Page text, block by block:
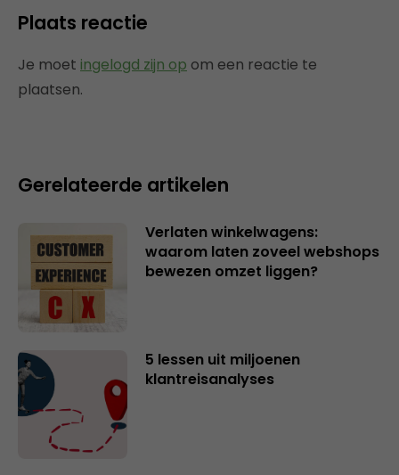
Plaats reactie
Je moet ingelogd zijn op om een reactie te
plaatsen.
Gerelateerde artikelen
Verlaten winkelwagens:
waarom laten zoveel webshops
bewezen omzet liggen?
5 lessen uit miljoenen
klantreisanalyses